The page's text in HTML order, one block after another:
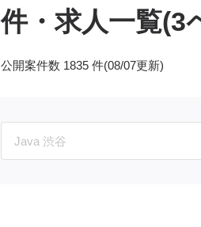
件・求人一覧(3
公開案件数 1835 件(08/07更新)